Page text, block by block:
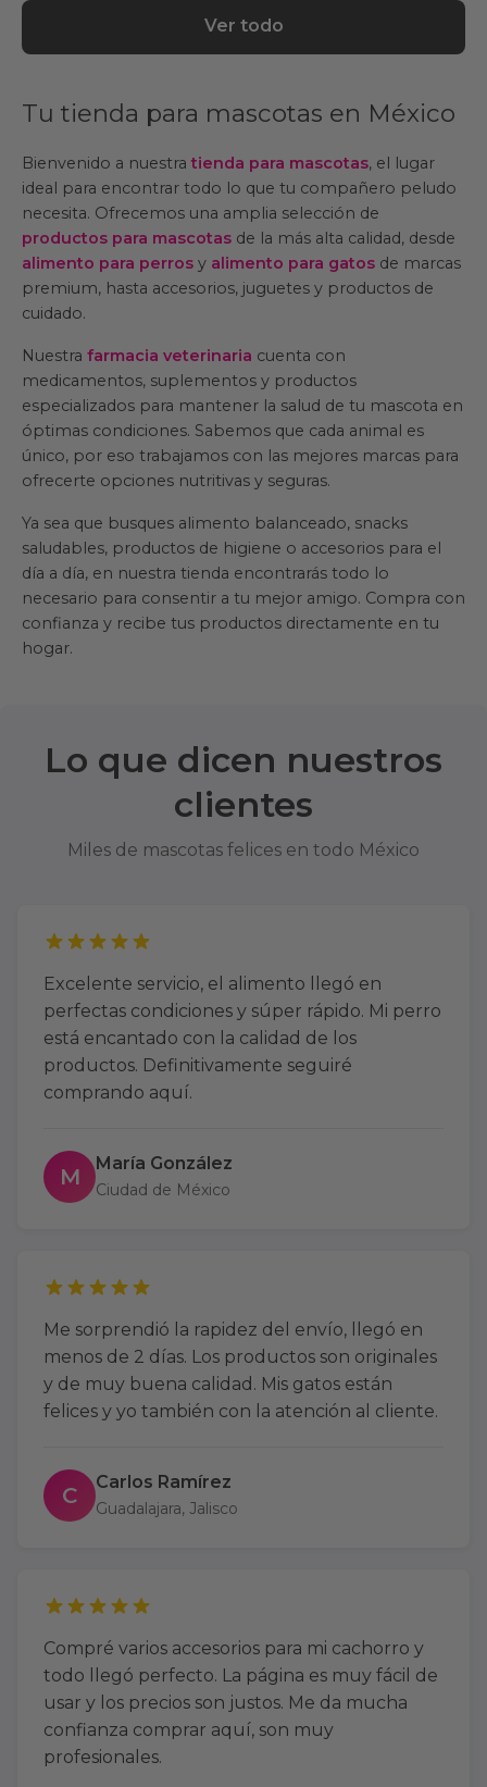
Ver todo
Tu tienda para mascotas en México
Bienvenido a nuestratienda para mascotas, el lugar
ideal para encontrar todo lo que tu compañero peludo
necesita. Ofrecemos una amplia selección de
productos para mascotas de la más alta calidad, desde
alimento para perros y alimento para gatos de marcas
premium, hasta accesorios, juguetes y productos de
cuidado.
Nuestra farmacia veterinaria cuenta con
medicamentos, suplementos y productos
especializados para mantener la salud de tu mascota en
óptimas condiciones. Sabemos que cada animal es
único, por eso trabajamos con las mejores marcas para
ofrecerte opciones nutritivas y seguras.
Ya sea que busques alimento balanceado, snacks
saludables, productos de higiene o accesorios para el
día a día, en nuestra tienda encontrarás todo lo
necesario para consentir a tu mejor amigo. Compra con
confianza y recibe tus productos directamente en tu
hogar.
Lo que dicen nuestros
clientes
Miles de mascotas felices en todo México
Excelente servicio, el alimento llegó en
perfectas condiciones y súper rápido. Mi perro
está encantado con la calidad de los
productos. Definitivamente seguiré
comprando aquí.
M
María González
Ciudad de México
Me sorprendió la rapidez del envío, llegó en
menos de 2 días. Los productos son originales
y de muy buena calidad. Mis gatos están
felices y yo también con la atención al cliente.
C
Carlos Ramírez
Guadalajara, Jalisco
Compré varios accesorios para mi cachorro y
todo llegó perfecto. La página es muy fácil de
usar y los precios son justos. Me da mucha
confianza comprar aquí, son muy
profesionales.